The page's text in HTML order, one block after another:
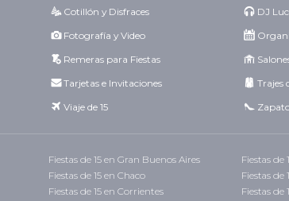
Cotillón y Disfraces
DJ
Fotografía y Video
Remeras para Fiestas
Tarjetas e Invitaciones
Trajes
Viaje de 15
Fiestas de 15 en Gran Buenos Aires
Fiestas de
Fiestas de 15 en Chaco
Fiestas de
Fiestas de 15 en Corrientes
Fiestas de